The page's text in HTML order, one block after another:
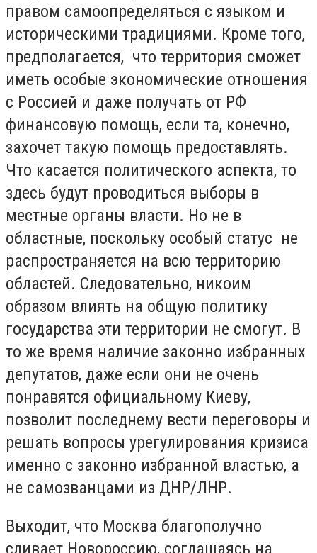
правом самоопределяться с языком и
историческими традициями. Кроме того,
предполагается, что территория сможет
иметь особые экономические отношения
с Россией и даже получать от РФ
финансовую помощь, если та, конечно,
захочет такую помощь предоставлять.
Что касается политического аспекта, то
здесь будут проводиться выборы в
местные органы власти. Но не в
областные, поскольку особый статус не
распространяется на всю территорию
областей. Следовательно, никоим
образом влиять на общую политику
государства эти территории не смогут. В
то же время наличие законно избранных
депутатов, даже если они не очень
понравятся официальному Киеву,
позволит последнему вести переговоры и
решать вопросы урегулирования кризиса
именно с законно избранной властью, а
не самозванцами из ДНР/ЛНР.
Выходит, что Москва благополучно
сливает Новороссию, соглашаясь на